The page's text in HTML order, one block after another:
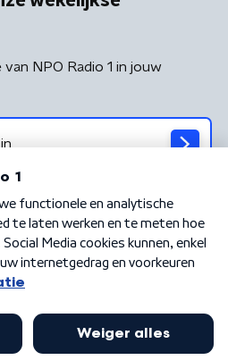
NPO Radio 1 in jouw
Privacybeleid